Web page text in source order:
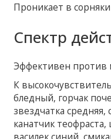
Проникает в
Спектр
Эффективен против
К
бледный, горчак
звездчатка
канатчик